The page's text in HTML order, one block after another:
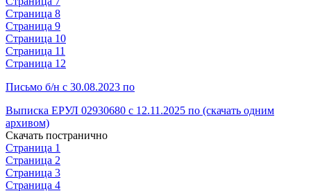
Страница 8
Страница 9
Страница 10
Страница 11
Страница 12
Письмо б/н с 30.08.2023 по
Выписка ЕРУЛ 02930680 с 12.11.2025 по (скачать одним
архивом)
Скачать постранично
Страница 1
Страница 2
Страница 3
Страница 4